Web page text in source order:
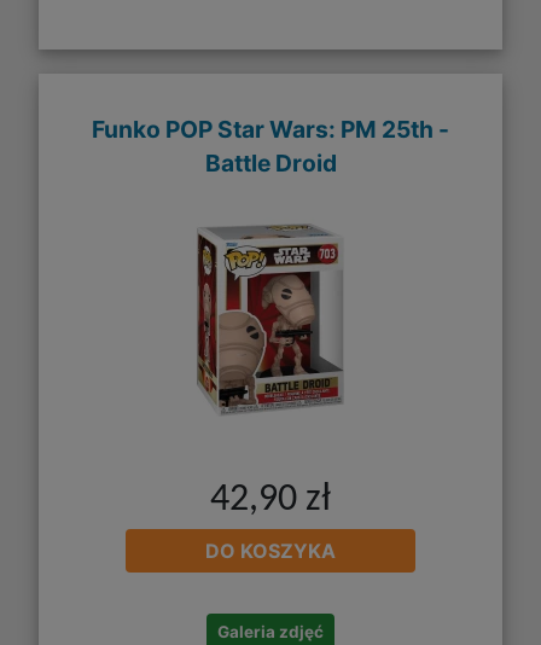
Funko POP Star Wars: PM 25th -
Battle Droid
42,90 zł
DO KOSZYKA
Galeria zdjęć